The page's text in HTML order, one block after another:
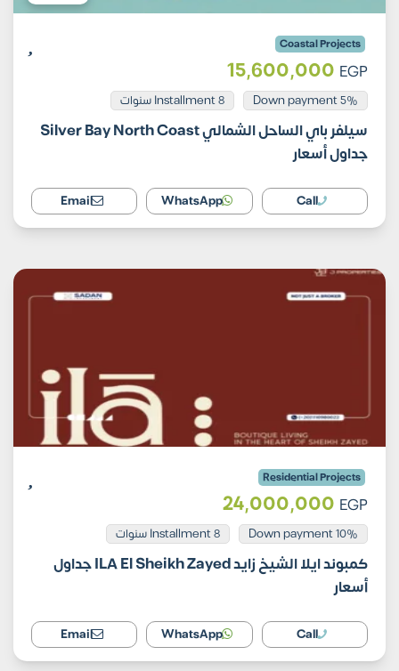
Coastal Projects
15,600,000 EGP
5% Down payment Installment 8 سنوات
سيلفر باي الساحل الشمالي Silver Bay North Coast
جداول أسعار
Call
WhatsApp
Email
Residential Projects
24,000,000 EGP
10% Down payment Installment 8 سنوات
كمبوند ايلا الشيخ زايد ILA El Sheikh Zayed جداول
أسعار
Call
WhatsApp
Email